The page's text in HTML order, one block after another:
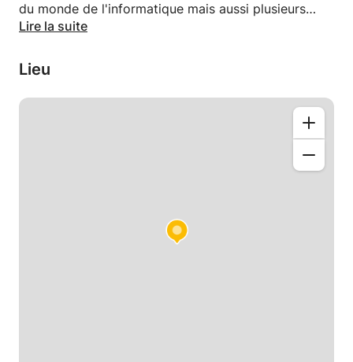
du monde de l'informatique mais aussi plusieurs
niveaux de difficulté.
donner cours et transmettre la passion que j'ai pour
les technologies d'aujourd'hui.
Lire la suite
Lieu